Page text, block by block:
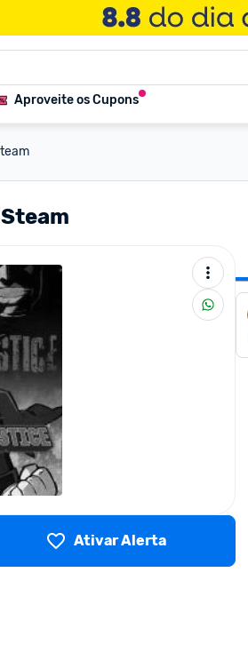
Aproveite os Cupons
Ativar Alerta